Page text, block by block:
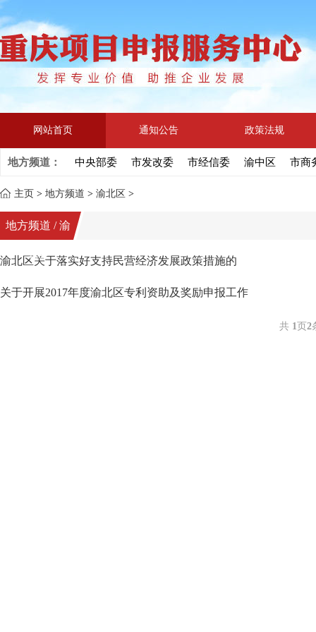
网站首页 通知公告 政策法规
地方频道： 中央部委 市发改委 市经信委 渝中区 市商
主页 > 地方频道 > 渝北区 >
地方频道 / 渝
北区
渝北区关于落实好支持民营经济发展政策措施的
关于开展2017年度渝北区专利资助及奖励申报工作
共 1 页 2